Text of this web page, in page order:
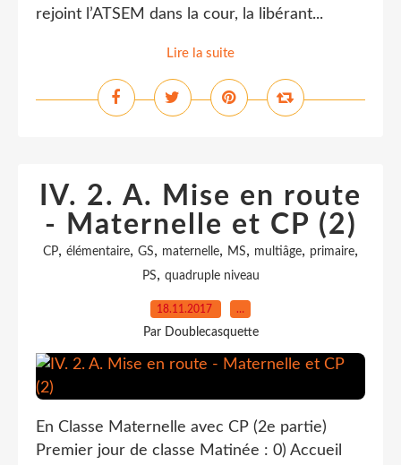
rejoint l’ATSEM dans la cour, la libérant...
Lire la suite
IV. 2. A. Mise en route
- Maternelle et CP (2)
CP, élémentaire, GS, maternelle, MS, multiâge, primaire,
PS, quadruple niveau
18.11.2017 …
Par Doublecasquette
En Classe Maternelle avec CP (2e partie)
Premier jour de classe Matinée : 0) Accueil